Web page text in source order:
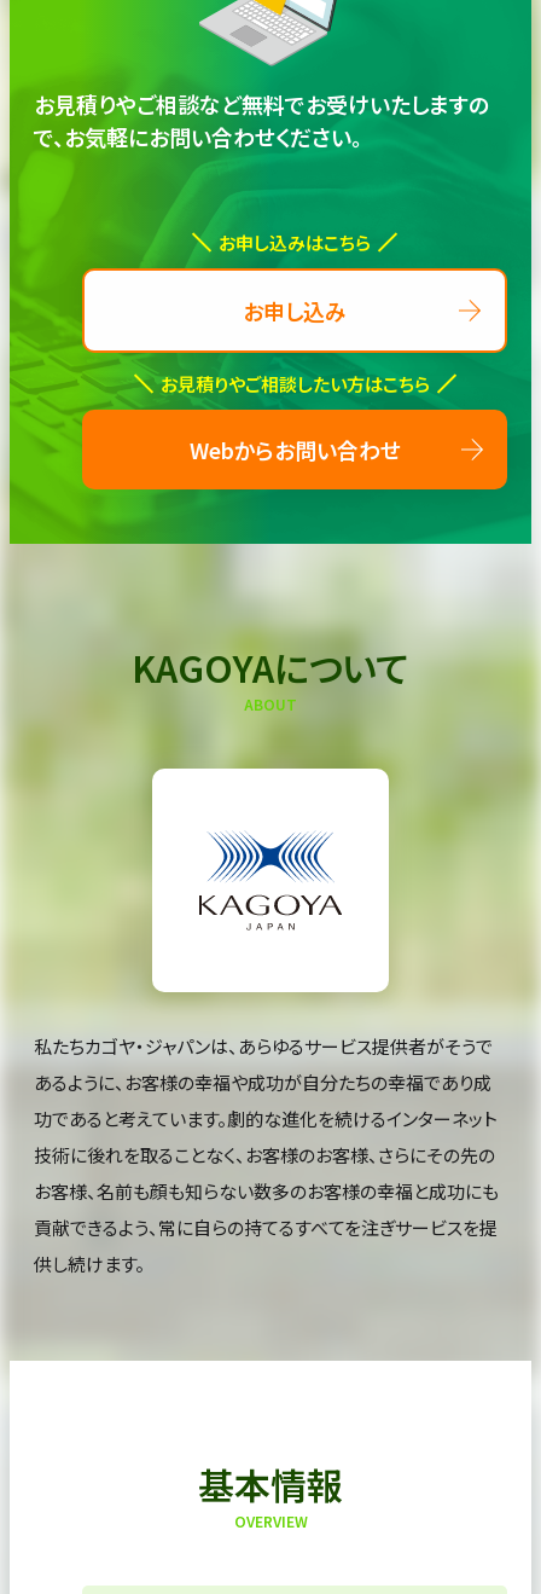
お見積りやご相談など無料でお受けいたしますの
で、お気軽にお問い合わせください。
お申し込みはこちら
お申し込み
お見積りやご相談したい方はこちら
Webからお問い合わせ
KAGOYAについて
ABOUT
私たちカゴヤ・ジャパンは、あらゆるサービス提供者がそうで
あるように、お客様の幸福や成功が自分たちの幸福であり成
功であると考えています。劇的な進化を続けるインターネット
技術に後れを取ることなく、お客様のお客様、さらにその先の
お客様、名前も顔も知らない数多のお客様の幸福と成功にも
貢献できるよう、常に自らの持てるすべてを注ぎサービスを提
供し続けます。
基本情報
OVERVIEW